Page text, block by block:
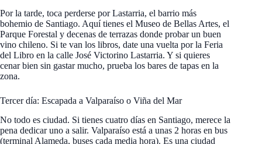
Por la tarde, toca perderse por Lastarria, el barrio más
bohemio de Santiago. Aquí tienes el Museo de Bellas Artes, el
Parque Forestal y decenas de terrazas donde probar un buen
vino chileno. Si te van los libros, date una vuelta por la Feria
del Libro en la calle José Victorino Lastarria. Y si quieres
cenar bien sin gastar mucho, prueba los bares de tapas en la
zona.
Tercer día: Escapada a Valparaíso o Viña del Mar
No todo es ciudad. Si tienes cuatro días en Santiago, merece la
pena dedicar uno a salir. Valparaíso está a unas 2 horas en bus
(terminal Alameda, buses cada media hora). Es una ciudad